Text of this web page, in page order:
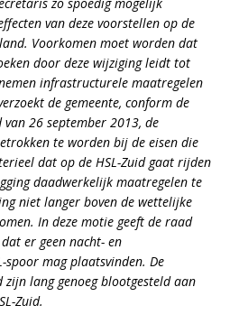
van deze voorstellen op de
Voorkomen moet worden dat
door deze wijziging leidt tot
infrastructurele maatregelen
de gemeente, conform de
26 september 2013, de
te worden bij de eisen die
dat op de HSL-Zuid gaat rijden
daadwerkelijk maatregelen te
niet langer boven de wettelijke
In deze motie geeft de raad
er geen nacht- en
spoor mag plaatsvinden. De
lang genoeg blootgesteld aan
Zuid.